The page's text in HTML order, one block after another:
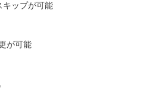
キップが可能
が可能